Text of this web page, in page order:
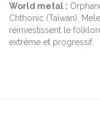
World metal :
Chthonic (Taïwan),
réinvestissent le
extrême et progressif.